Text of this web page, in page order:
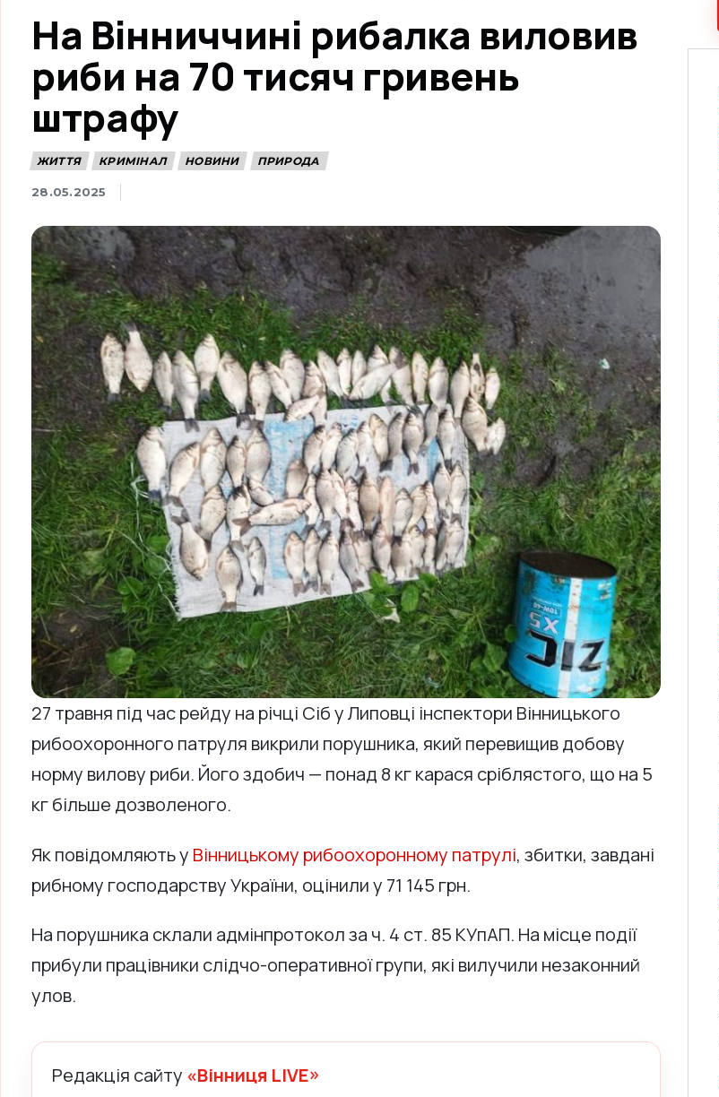
На Вінниччині рибалка виловив
риби на 70 тисяч гривень
штрафу
ЖИТТЯ КРИМІНАЛ НОВИНИ ПРИРОДА
28.05.2025
27 травня під час рейду на річці Сіб у Липовці інспектори Вінницького
рибоохоронного патруля викрили порушника, який перевищив добову
норму вилову риби. Його здобич — понад 8 кг карася сріблястого, що на 5
кг більше дозволеного.
Як повідомляють у Вінницькому рибоохоронному патрулі, збитки, завдані
рибному господарству України, оцінили у 71 145 грн.
На порушника склали адмінпротокол за ч. 4 ст. 85 КУпАП. На місце події
прибули працівники слідчо-оперативної групи, які вилучили незаконний
улов.
Редакція сайту «Вінниця LIVE»